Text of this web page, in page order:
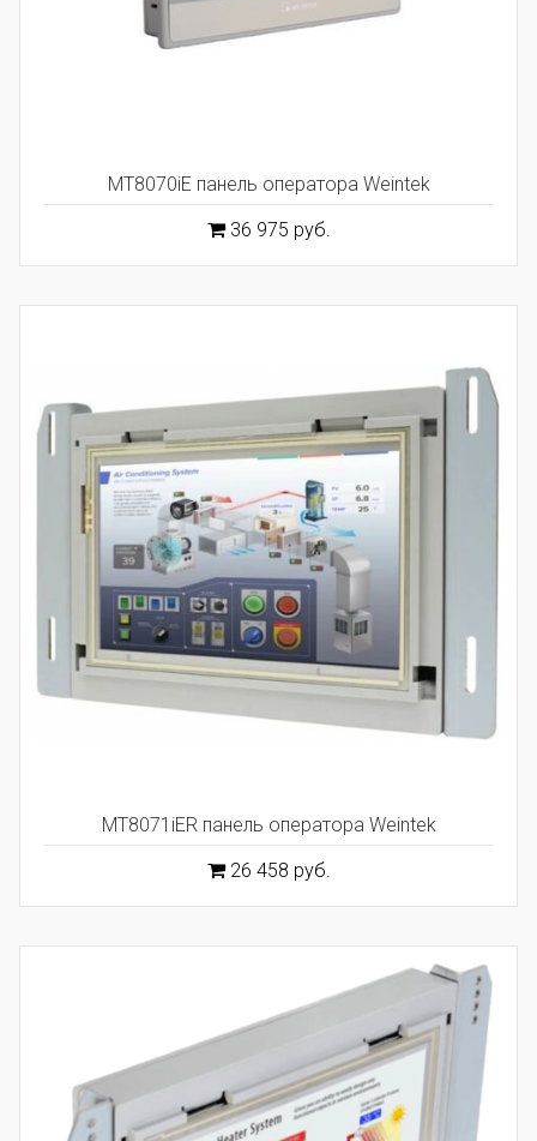
MT8070iE панель оператора Weintek
36 975 руб.
MT8071iER панель оператора Weintek
26 458 руб.